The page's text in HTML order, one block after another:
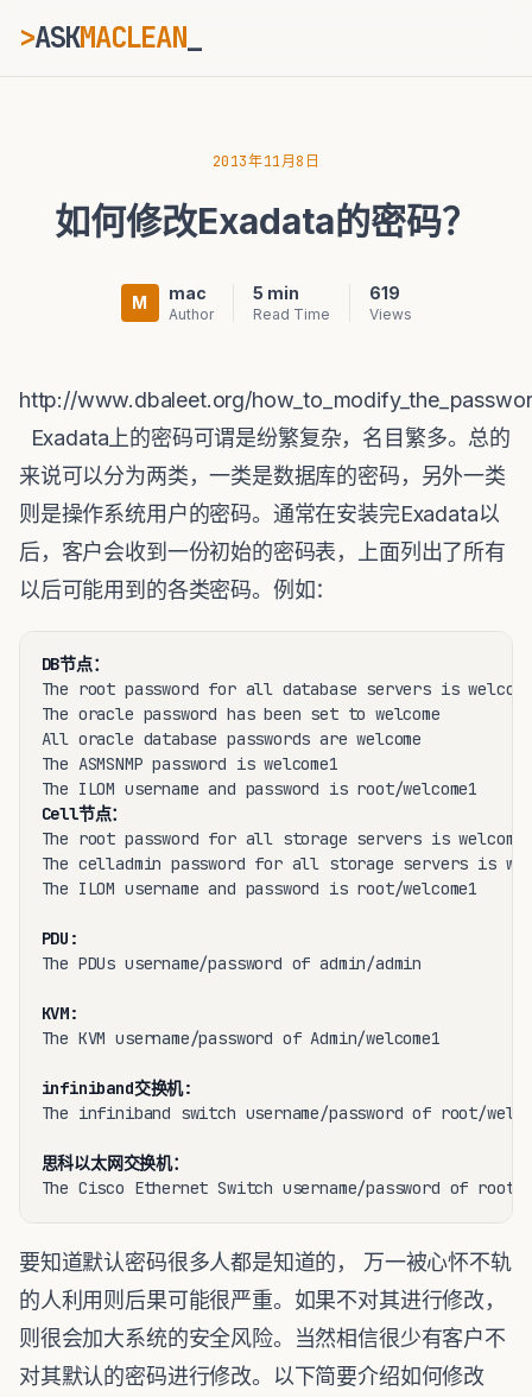
>ASKMACLEAN
⌘K Ctrl+K
2013年11月8日
如何修改Exadata的密码？
M mac
Author
5 min
Read Time
619
Views
http://www.dbaleet.org/
Exadata上的密码可谓是纷繁复杂，名目繁多。总的
来说可以分为两类，一类是数据库的密码，另外一类
则是操作系统用户的密码。通常在安装完Exadata以
后，客户会收到一份初始的密码表，上面列出了所有
以后可能用到的各类密码。例如：
DB节点：
The root password for all database servers is
The oracle password has been set to welcome
All oracle database passwords are welcome
The ASMSNMP password is welcome1
Cell节点：
The root password for all storage servers is welcome1
The celladmin password for all storage servers is
The ILOM username and password is root/welcome1
PDU:
The PDUs username/password of admin/admin
KVM:
The KVM username/password of Admin/welcome1
infiniband交换机:
The infiniband switch username/password of root/
思科以太网交换机：
The Cisco Ethernet Switch username/password of root/
要知道默认密码很多人都是知道的， 万一被心怀不轨
的人利用则后果可能很严重。如果不对其进行修改，
则很会加大系统的安全风险。当然相信很少有客户不
对其默认的密码进行修改。以下简要介绍如何修改